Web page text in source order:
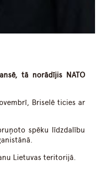
tā norādījis NATO
Briselē ticies ar
spēku līdzdalību
Lietuvas teritorijā.